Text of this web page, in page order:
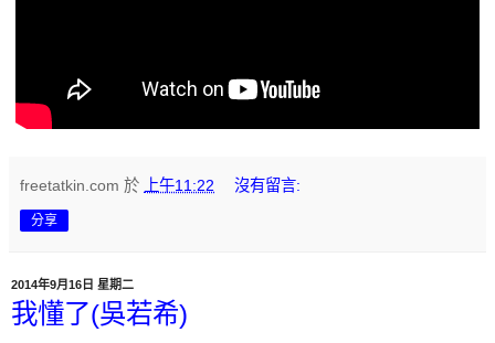
freetatkin.com 於 上午11:22 沒有留言:
分享
2014年9月16日 星期二
我懂了(吳若希)